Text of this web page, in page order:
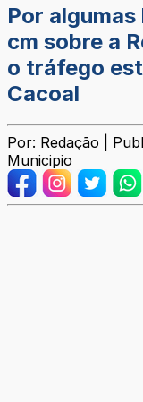
Por
cm sobre a
o tráfego
Cacoal
Por: Redação |
Municipio